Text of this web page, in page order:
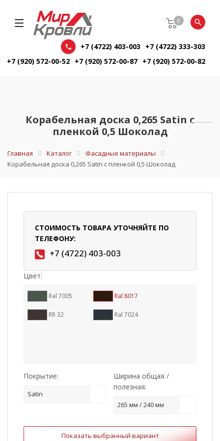
0
+7 (4722) 403-003
+7 (4722) 333-303
+7 (920) 572-00-52 +7 (920) 572-00-87 +7 (920) 572-00-82
Корабельная доска 0,265 Satin с
пленкой 0,5 Шоколад
Главная Каталог
Фасадные материалы
Корабельная доска 0,265 Satin с пленкой 0,5 Шоколад
СТОИМОСТЬ ТОВАРА УТОЧНЯЙТЕ ПО
ТЕЛЕФОНУ:
+7 (4722) 403-003
Цвет:
Ral 7005 Ral 8017
RR 32 Ral 7024
Покрытие:
Satin
Ширина общая /
полезная:
265 мм / 240 мм
Показать выбранный вариант